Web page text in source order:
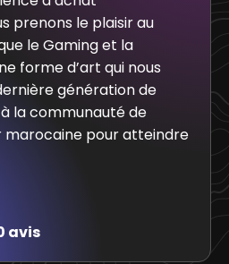
prenons le plaisir au
le Gaming et la
forme d’art qui nous
génération de
la communauté de
pour atteindre
avis